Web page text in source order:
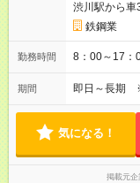
渋川駅から車
鉄鋼業
勤務時間 8：00～17：
期間 即日～長期
気になる！
掲載元企